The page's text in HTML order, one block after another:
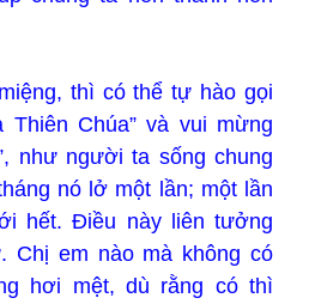
thì có thể tự hào gọi
Thiên Chúa” và vui mừng
như người ta sống chung
nó lở một lần; một lần
hết. Điều này liên tưởng
Chị em nào mà không có
hơi mệt, dù rằng có thì